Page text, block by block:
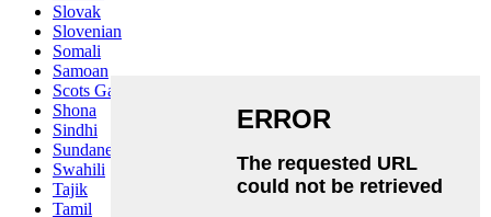
Slovak
Slovenian
Somali
Samoan
Scots Gaelic
Shona
Sindhi
Sundanese
Swahili
Tajik
Tamil